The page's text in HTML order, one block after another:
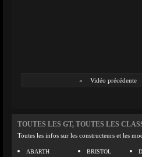
« Vidéo précédente
TOUTES LES GT, TOUTES LES
Toutes les infos sur les constructeurs et les
ABARTH
BRISTOL